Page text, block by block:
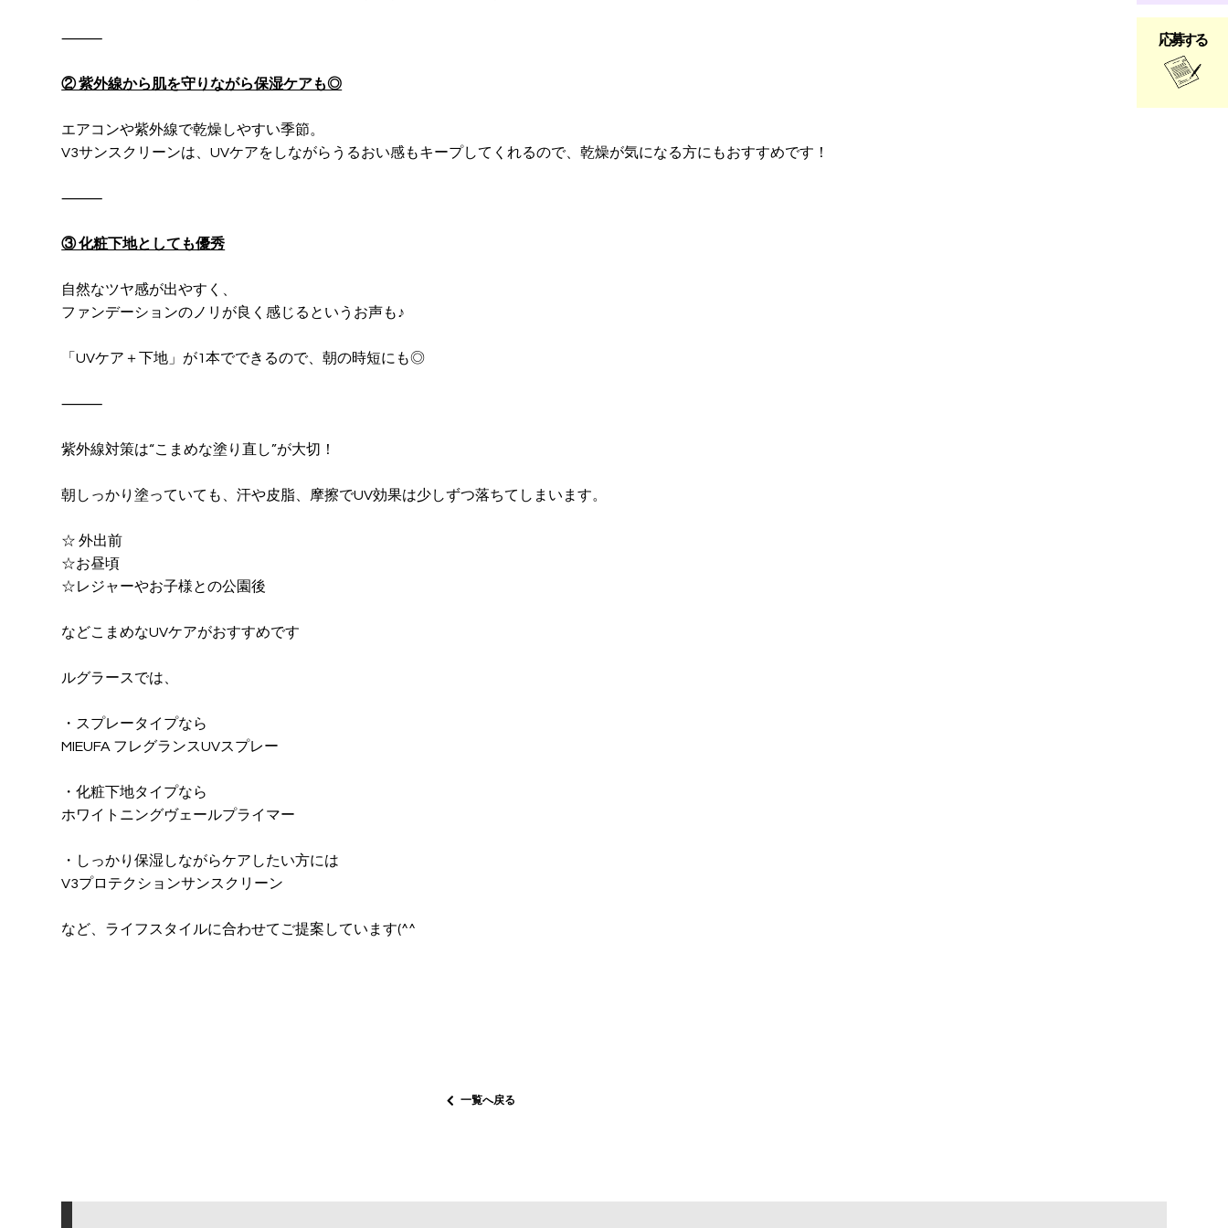
⸻
② 紫外線から肌を守りながら保湿ケアも◎
エアコンや紫外線で乾燥しやすい季節。
V3サンスクリーンは、UVケアをしながらうるおい感もキープしてくれるので、乾燥が気になる方にもおすすめです！
⸻
③ 化粧下地としても優秀
自然なツヤ感が出やすく、
ファンデーションのノリが良く感じるというお声も♪
「UVケア＋下地」が1本でできるので、朝の時短にも◎
⸻
紫外線対策は“こまめな塗り直し”が大切！
朝しっかり塗っていても、汗や皮脂、摩擦でUV効果は少しずつ落ちてしまいます。
☆ 外出前
☆お昼頃
☆レジャーやお子様との公園後
などこまめなUVケアがおすすめです
ルグラースでは、
・スプレータイプなら
MIEUFA フレグランスUVスプレー
・化粧下地タイプなら
ホワイトニングヴェールプライマー
・しっかり保湿しながらケアしたい方には
V3プロテクションサンスクリーン
など、ライフスタイルに合わせてご提案しています(^^
一覧へ戻る
応募する